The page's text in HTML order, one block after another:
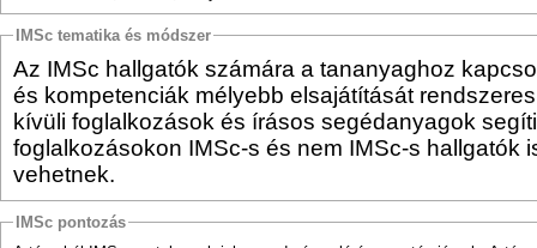
IMSc tematika és módszer
Az IMSc hallgatók számára a tananyaghoz
és kompetenciák mélyebb elsajátítását
kívüli foglalkozások és írásos segédanyagok
foglalkozásokon IMSc-s és nem IMSc-s hallgatók
vehetnek.
IMSc pontozás